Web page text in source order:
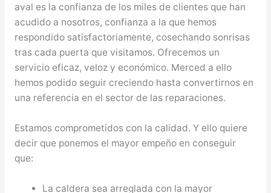
aval es la confianza de los miles de clientes que han
acudido a nosotros, confianza a la que hemos
respondido satisfactoriamente, cosechando sonrisas
tras cada puerta que visitamos. Ofrecemos un
servicio eficaz, veloz y económico. Merced a ello
hemos podido seguir creciendo hasta convertirnos en
una referencia en el sector de las reparaciones.
Estamos comprometidos con la calidad. Y ello quiere
decir que ponemos el mayor empeño en conseguir
que:
La caldera sea arreglada con la mayor